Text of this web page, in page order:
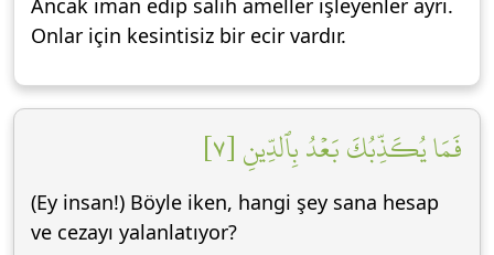
Ancak iman edip salih ameller işleyenler ayrı.
Onlar için kesintisiz bir ecir vardır.
فَمَا يُكَذِّبُكَ بَعۡدُ بِٱلدِّينِ [٧]
(Ey insan!) Böyle iken, hangi şey sana hesap
ve cezayı yalanlatıyor?